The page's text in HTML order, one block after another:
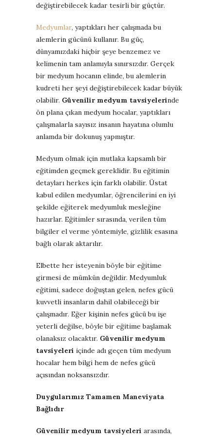
değiştirebilecek kadar tesirli bir güçtür.
Medyumlar, yaptıkları her çalışmada bu
alemlerin gücünü kullanır. Bu güç,
dünyamızdaki hiçbir şeye benzemez ve
kelimenin tam anlamıyla sınırsızdır. Gerçek
bir medyum hocanın elinde, bu alemlerin
kudreti her şeyi değiştirebilecek kadar büyük
olabilir. Güvenilir medyum tavsiyelerinde
ön plana çıkan medyum hocalar, yaptıkları
çalışmalarla sayısız insanın hayatına olumlu
anlamda bir dokunuş yapmıştır.
Medyum olmak için mutlaka kapsamlı bir
eğitimden geçmek gereklidir. Bu eğitimin
detayları herkes için farklı olabilir. Üstat
kabul edilen medyumlar, öğrencilerini en iyi
şekilde eğiterek medyumluk mesleğine
hazırlar. Eğitimler sırasında, verilen tüm
bilgiler el verme yöntemiyle, gizlilik esasına
bağlı olarak aktarılır.
Elbette her isteyenin böyle bir eğitime
girmesi de mümkün değildir. Medyumluk
eğitimi, sadece doğuştan gelen, nefes gücü
kuvvetli insanların dahil olabileceği bir
çalışmadır. Eğer kişinin nefes gücü bu işe
yeterli değilse, böyle bir eğitime başlamak
olanaksız olacaktır. Güvenilir medyum
tavsiyeleri içinde adı geçen tüm medyum
hocalar hem bilgi hem de nefes gücü
açısından noksansızdır.
Duygularımız Tamamen Maneviyata
Bağlıdır
Güvenilir medyum tavsiyeleri arasında,